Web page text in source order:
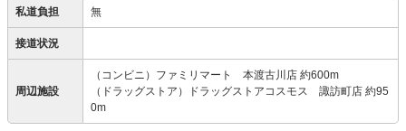
私道負担 無
接道状況
周辺施設
（コンビニ）ファミリマート 本渡古川店 約600m
（ドラッグストア）ドラッグストアコスモス 諏訪町店 約95
0m